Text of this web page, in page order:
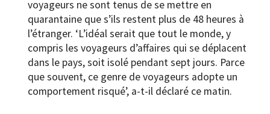
voyageurs ne sont tenus de se mettre en
quarantaine que s’ils restent plus de 48 heures à
l’étranger. ‘L’idéal serait que tout le monde, y
compris les voyageurs d’affaires qui se déplacent
dans le pays, soit isolé pendant sept jours. Parce
que souvent, ce genre de voyageurs adopte un
comportement risqué’, a-t-il déclaré ce matin.